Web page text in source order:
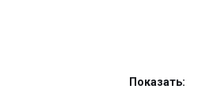
Показать: